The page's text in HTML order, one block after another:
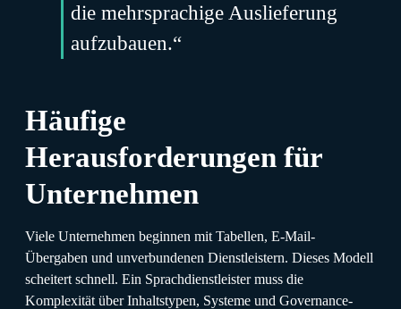
die mehrsprachige Auslieferung
aufzubauen.“
Häufige
Herausforderungen für
Unternehmen
Viele Unternehmen beginnen mit Tabellen, E-Mail-
Übergaben und unverbundenen Dienstleistern. Dieses Modell
scheitert schnell. Ein Sprachdienstleister muss die
Komplexität über Inhaltstypen, Systeme und Governance-